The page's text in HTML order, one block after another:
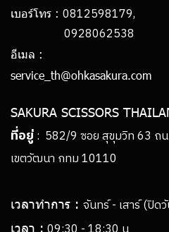
เบอร์โทร : 0812598179,
0928062538
อีเมล :
service_th@ohkasakura.com
SAKURA SCISSORS
ที่อยู่: 582/9 ซอย สุขุมวิท 63 ถน
เขตวัฒนา กทม 10110
เวลาทำการ : จันทร์ - เสาร์ (ปิด
เวลา :